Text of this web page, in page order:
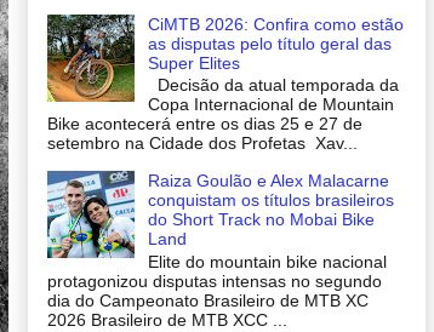
CiMTB 2026: Confira como estão
as disputas pelo título geral das
Super Elites
Decisão da atual temporada da
Copa Internacional de Mountain
Bike acontecerá entre os dias 25 e 27 de
setembro na Cidade dos Profetas Xav...
Raiza Goulão e Alex Malacarne
conquistam os títulos brasileiros
do Short Track no Mobai Bike
Land
Elite do mountain bike nacional
protagonizou disputas intensas no segundo
dia do Campeonato Brasileiro de MTB XC
2026 Brasileiro de MTB XCC ...